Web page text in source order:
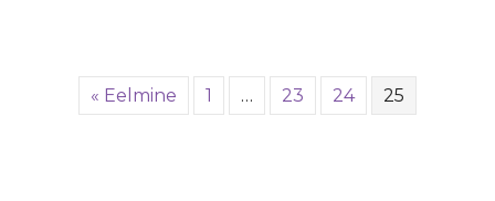
« Eelmine 1 … 23 24 25